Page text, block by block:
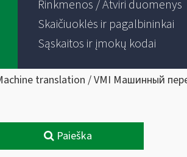
Rinkmenos / Atviri duomenys
Skaičiuoklės ir pagalbininkai
Sąskaitos ir įmokų kodai
translation / VMI Машинный
Paieška